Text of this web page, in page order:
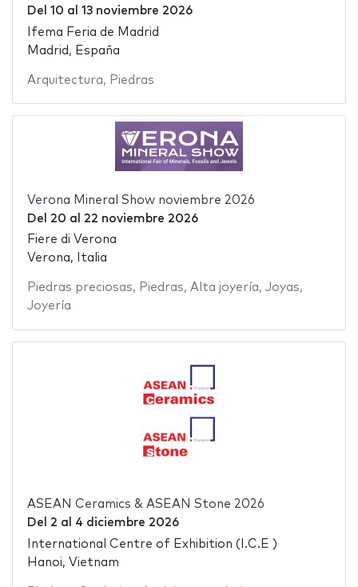
Del 10 al 13 noviembre 2026
Ifema Feria de Madrid
Madrid, España
Arquitectura, Piedras
Verona Mineral Show noviembre 2026
Del 20 al 22 noviembre 2026
Fiere di Verona
Verona, Italia
Piedras preciosas, Piedras, Alta joyería, Joyas,
Joyería
ASEAN Ceramics & ASEAN Stone 2026
Del 2 al 4 diciembre 2026
International Centre of Exhibition (I.C.E )
Hanoi, Vietnam